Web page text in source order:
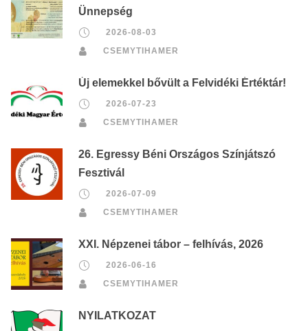
Ünnepség
2026-08-03
CSEMYTIHAMER
Új elemekkel bővült a Felvidéki Értéktár!
2026-07-23
CSEMYTIHAMER
26. Egressy Béni Országos Színjátszó
Fesztivál
2026-07-09
CSEMYTIHAMER
XXI. Népzenei tábor – felhívás, 2026
2026-06-16
CSEMYTIHAMER
NYILATKOZAT